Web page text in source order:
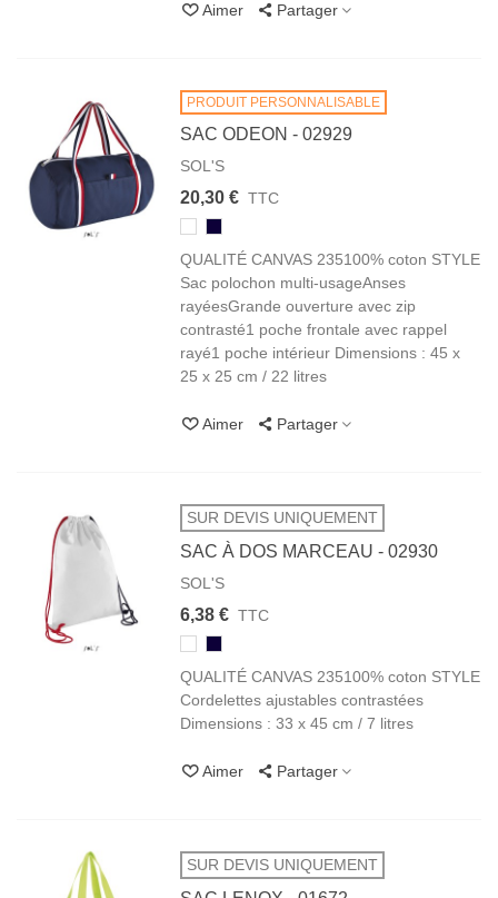
Aimer Partager
PRODUIT PERSONNALISABLE
SAC ODEON - 02929
SOL'S
20,30 € TTC
MARINE
QUALITÉ CANVAS 235100% coton STYLE
Sac polochon multi-usageAnses
rayéesGrande ouverture avec zip
contrasté1 poche frontale avec rappel
rayé1 poche intérieur Dimensions : 45 x
25 x 25 cm / 22 litres
Aimer Partager
SUR DEVIS UNIQUEMENT
SAC À DOS MARCEAU - 02930
SOL'S
6,38 € TTC
MARINE
QUALITÉ CANVAS 235100% coton STYLE
Cordelettes ajustables contrastées
Dimensions : 33 x 45 cm / 7 litres
Aimer Partager
SUR DEVIS UNIQUEMENT